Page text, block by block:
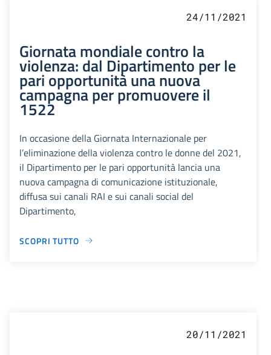
24/11/2021
Giornata mondiale contro la
violenza: dal Dipartimento per le
pari opportunità una nuova
campagna per promuovere il
1522
In occasione della Giornata Internazionale per
l’eliminazione della violenza contro le donne del 2021,
il Dipartimento per le pari opportunità lancia una
nuova campagna di comunicazione istituzionale,
diffusa sui canali RAI e sui canali social del
Dipartimento,
SCOPRI TUTTO
20/11/2021